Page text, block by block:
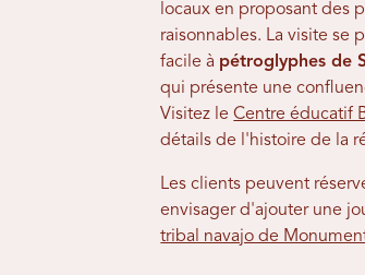
locaux en proposant des
raisonnables. La visite se
facile à pétroglyphes de
qui présente une
Visitez leCentre éducatif
détails de l'histoire de la
Les clients peuvent
envisager d'ajouter une
tribal navajo de